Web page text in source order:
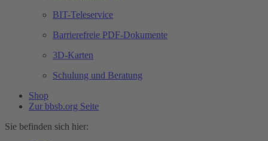
BIT-Teleservice
Barrierefreie PDF-Dokumente
3D-Karten
Schulung und Beratung
Shop
Zur bbsb.org Seite
Sie befinden sich hier: